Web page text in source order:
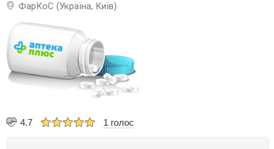
ФарКоС (Україна, Київ)
4.7 1 голос